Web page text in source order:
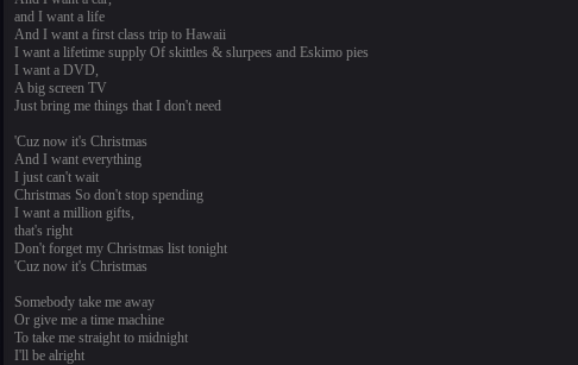
and I want a life
And I want a first class trip to Hawaii
I want a lifetime supply Of skittles & slurpees and Eskimo pies
I want a DVD,
A big screen TV
Just bring me things that I don't need
'Cuz now it's Christmas
And I want everything
I just can't wait
Christmas So don't stop spending
I want a million gifts,
that's right
Don't forget my Christmas list tonight
'Cuz now it's Christmas
Somebody take me away
Or give me a time machine
To take me straight to midnight
I'll be alright